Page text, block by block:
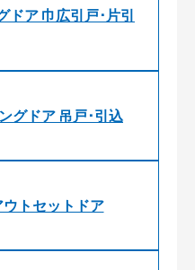
ア 巾広引戸･片引
グドア 吊戸･引込
トセットドア